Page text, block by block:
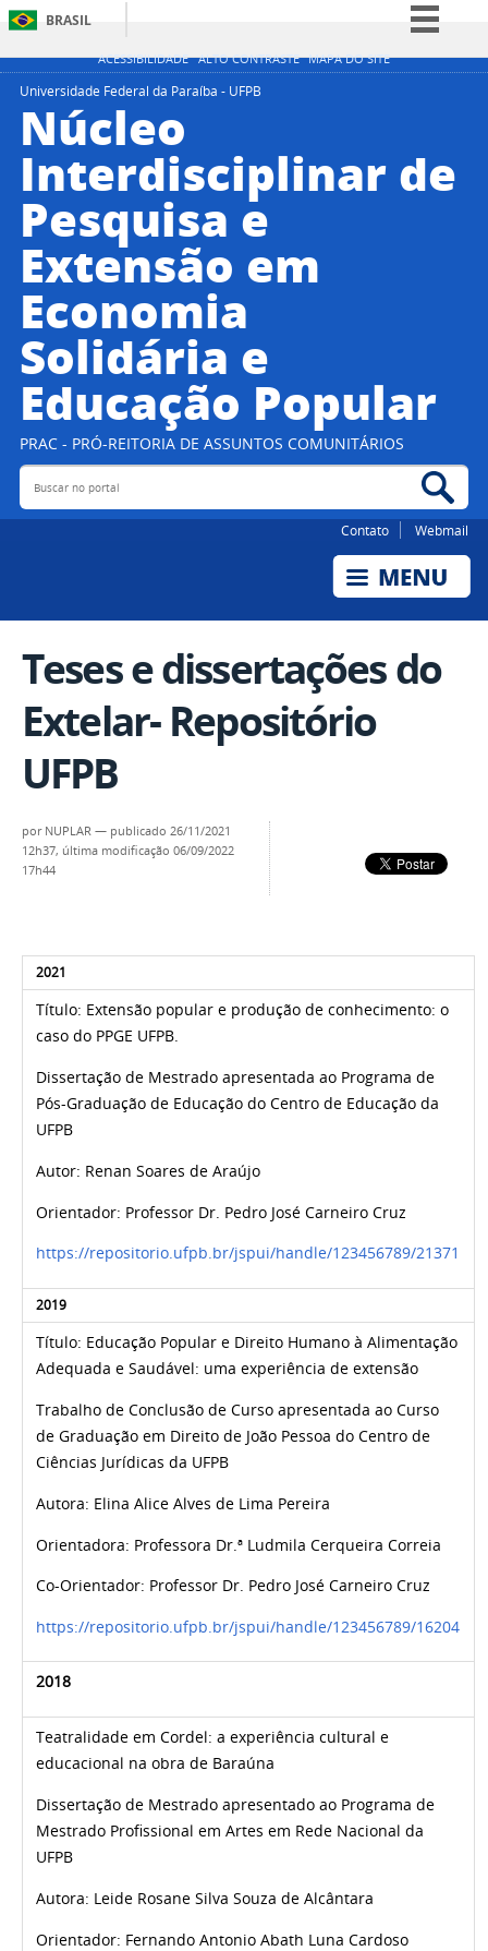
ACESSIBILIDADE ALTO CONTRASTE MAPA DO SITE
BRASIL
Simplifique!
Acesso à informação
Legislação
Universidade Federal da Paraíba - UFPB
Núcleo
Interdisciplinar de
Pesquisa e
Extensão em
Economia
Solidária e
Educação Popular
PRAC - PRÓ-REITORIA DE ASSUNTOS COMUNITÁRIOS
Buscar no portal
Contato Webmail
Teses e dissertações do
Extelar- Repositório
UFPB
por NUPLAR — publicado 26/11/2021
12h37, última modificação 06/09/2022
17h44
2021
Título: Extensão popular e produção de conhecimento: o
caso do PPGE UFPB.
Dissertação de Mestrado apresentada ao Programa de
Pós-Graduação de Educação do Centro de Educação da
UFPB
Autor: Renan Soares de Araújo
Orientador: Professor Dr. Pedro José Carneiro Cruz
https://repositorio.ufpb.br/jspui/handle/123456789/21371
2019
Título: Educação Popular e Direito Humano à Alimentação
Adequada e Saudável: uma experiência de extensão
Trabalho de Conclusão de Curso apresentada ao Curso
de Graduação em Direito de João Pessoa do Centro de
Ciências Jurídicas da UFPB
Autora: Elina Alice Alves de Lima Pereira
Orientadora: Professora Dr.ª Ludmila Cerqueira Correia
Co-Orientador: Professor Dr. Pedro José Carneiro Cruz
https://repositorio.ufpb.br/jspui/handle/123456789/16204
2018
Teatralidade em Cordel: a experiência cultural e
educacional na obra de Baraúna
Dissertação de Mestrado apresentado ao Programa de
Mestrado Profissional em Artes em Rede Nacional da
UFPB
Autora: Leide Rosane Silva Souza de Alcântara
Orientador: Fernando Antonio Abath Luna Cardoso